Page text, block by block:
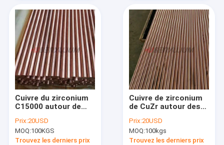
Cuivre du zirconium
C15000 autour de
prolongements en
forme de crayon
Prix:20USD
MOQ:100KGS
Trouvez les derniers prix
Cuivre de zirconium
de CuZr autour des
1 des connecteurs
UNS.C15000 RWMA
Prix:20USD
MOQ:100kgs
Trouvez les derniers prix